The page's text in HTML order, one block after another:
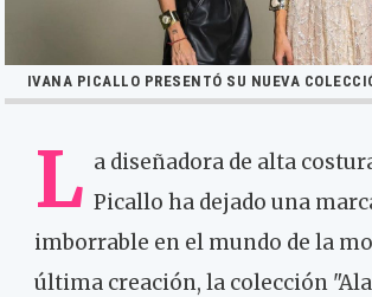
IVANA PICALLO PRESENTÓ SU NUEVA
L a diseñadora de alta
Picallo ha dejado una
imborrable en el mundo de la
última creación, la colección